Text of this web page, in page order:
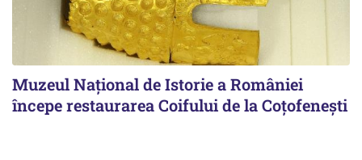
Muzeul Național de Istorie a României
începe restaurarea Coifului de la Coțofenești